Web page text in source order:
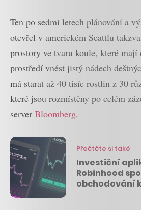
Ten po sedmi letech plánování a
otevřel v americkém Seattlu
prostory ve tvaru koule, které mají
prostředí vnést jistý nádech
má starat až 40 tisíc rostlin z 30
které jsou rozmístěny po celém
server Bloomberg.
Přečtěte si také
Investiční
Robinhood
obchodování